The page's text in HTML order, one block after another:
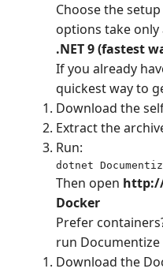
Choose the
options take only
.NET 9 (fastest
If you already
quickest way to
Download the
Extract the
Run:
dotnet
Then open
Docker
Prefer
run Documentize
Download the